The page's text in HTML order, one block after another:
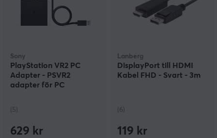
Sony
PlayStation VR2 PC
Adapter - PSVR2
adapter för PC
(5)
629 kr
Lanberg
DisplayPort till HDMI
Kabel FHD - Svart - 3m
(6)
119 kr